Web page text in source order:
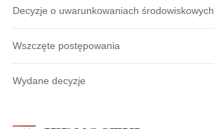
Decyzje o uwarunkowaniach środowiskowych
Wszczęte postępowania
Wydane decyzje